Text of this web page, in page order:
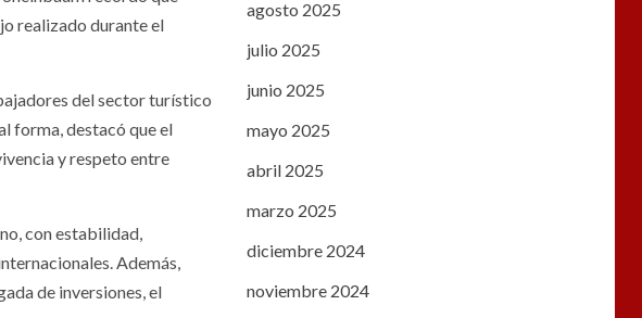
realizado durante el
del sector turístico
forma, destacó que el
y respeto entre
con estabilidad,
Además,
de inversiones, el
agosto 2025
julio 2025
junio 2025
mayo 2025
abril 2025
marzo 2025
diciembre 2024
noviembre 2024